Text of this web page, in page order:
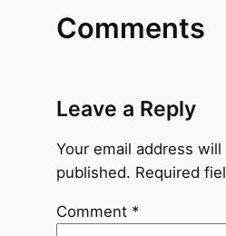
Comments
Leave a Reply
Your email address
published. Required
Comment *